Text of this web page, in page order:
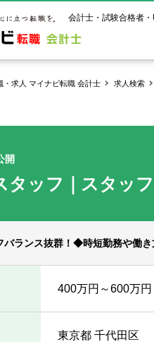
会計士・試験合格者
介
ご利用の流れ
情報
はじめての転職の
試験科目一覧
公認会計士試験合格
・求人 マイナビ転職 会計士 求人検索
開
タッフ｜スタッ
バランス抜群！◆時短勤務や働
400万円～600万円
東京都 千代田区